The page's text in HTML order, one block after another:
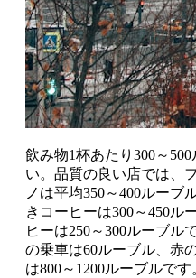
飲み物1杯あたり300～
い。品質の良い店では、
ノは平均350～400ルーブ
きコーヒーは300～450ル
ヒーは250～300ルーブル
の乗車は60ルーブル、赤
は800～1200ルーブルです